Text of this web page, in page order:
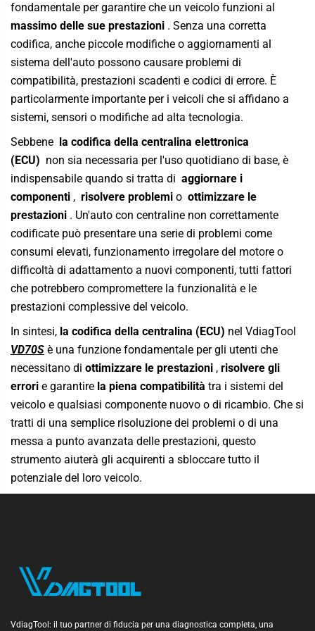
fondamentale per garantire che un veicolo funzioni al
massimo delle sue prestazioni . Senza una corretta
codifica, anche piccole modifiche o aggiornamenti al
sistema dell'auto possono causare problemi di
compatibilità, prestazioni scadenti e codici di errore. È
particolarmente importante per i veicoli che si affidano a
sistemi, sensori o modifiche ad alta tecnologia.
Sebbene la codifica della centralina elettronica
(ECU) non sia necessaria per l'uso quotidiano di base, è
indispensabile quando si tratta di aggiornare i
componenti , risolvere problemi o ottimizzare le
prestazioni . Un'auto con centraline non correttamente
codificate può presentare una serie di problemi come
consumi elevati, funzionamento irregolare del motore o
difficoltà di adattamento a nuovi componenti, tutti fattori
che potrebbero compromettere la funzionalità e le
prestazioni complessive del veicolo.
In sintesi, la codifica della centralina (ECU) nel VdiagTool
VD70S è una funzione fondamentale per gli utenti che
necessitano di ottimizzare le prestazioni , risolvere gli
errori e garantire la piena compatibilità tra i sistemi del
veicolo e qualsiasi componente nuovo o di ricambio. Che si
tratti di una semplice risoluzione dei problemi o di una
messa a punto avanzata delle prestazioni, questo
strumento aiuterà gli acquirenti a sbloccare tutto il
potenziale del loro veicolo.
VdiagTool: il tuo partner di fiducia per una diagnostica completa, una